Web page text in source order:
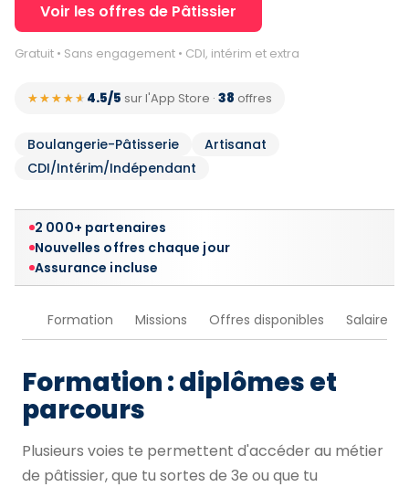
Voir les offres de Pâtissier
Gratuit • Sans engagement • CDI, intérim et extra
★★★★★
★★★★★ 4.5/5 sur l'App Store · 38 offres
Boulangerie-Pâtisserie
Artisanat
CDI/Intérim/Indépendant
2 000+ partenaires
Nouvelles offres chaque jour
Assurance incluse
Formation Missions Offres disponibles Salaire
Formation : diplômes et
parcours
Plusieurs voies te permettent d'accéder au métier
de pâtissier, que tu sortes de 3e ou que tu